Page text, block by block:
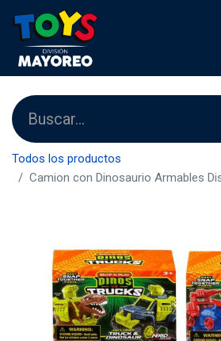
Todos los productos
Camion con Dinosaurio Armables